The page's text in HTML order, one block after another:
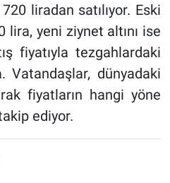
liradan satılıyor. Eski
lira, yeni ziynet altını ise
fiyatıyla tezgahlardaki
Vatandaşlar, dünyadaki
fiyatların hangi yöne
ediyor.